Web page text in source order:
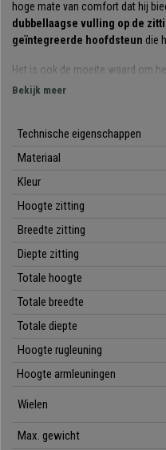
hoge mate van comfort dat hij
dubbellaagse vulling op de
geïntegreerde hoofdsteun die
Het is ook de moeite waard om
vermelden. Dit systeem zorgt voor
Het zorgvuldige ontwerp van dit
zichtbare naden in
gecapitonneerde armleuningen
Dit model is vervaardigd met
onderstel zijn van metaal en zijn
bekleed met
hoogwaardige,
leder
dat verkrijgbaar is in
is om vele jaren mee te gaan. Bij
tegen een onverslaanbare prijs.
een luxe directiestoel voor de
• Verstelbaar kantelmechanisme
• Bekleed met hoogwaardige
Bekijk meer
Technische eigenschappen
Materiaal
Kleur
Hoogte zitting
Breedte zitting
Diepte zitting
Totale hoogte
Totale breedte
Totale diepte
Hoogte rugleuning
Hoogte armleuningen
Wielen
Max. gewicht